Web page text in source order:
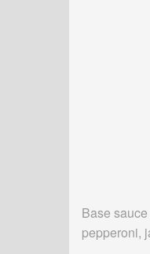
Base
pepperoni,